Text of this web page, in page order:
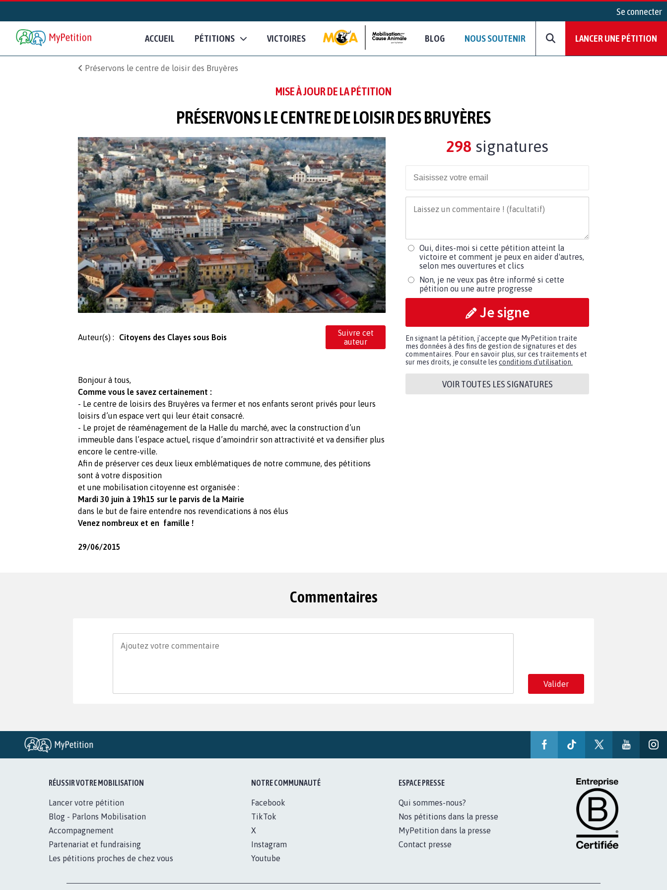
Se connecter
ACCUEIL PÉTITIONS VICTOIRES BLOG NOUS SOUTENIR LANCER UNE PÉTITION
Préservons le centre de loisir des Bruyères
MISE À JOUR DE LA PÉTITION
PRÉSERVONS LE CENTRE DE LOISIR DES BRUYÈRES
Auteur(s) : Citoyens des Clayes sous Bois
Suivre cet
auteur
Bonjour à tous,
Comme vous le savez certainement :
- Le centre de loisirs des Bruyères va fermer et nos enfants seront privés pour leurs
loisirs d’un espace vert qui leur était consacré.
- Le projet de réaménagement de la Halle du marché, avec la construction d’un
immeuble dans l’espace actuel, risque d’amoindrir son attractivité et va densifier plus
encore le centre-ville.
Afin de préserver ces deux lieux emblématiques de notre commune, des pétitions
sont à votre disposition
et une mobilisation citoyenne est organisée :
Mardi 30 juin à 19h15 sur le parvis de la Mairie
dans le but de faire entendre nos revendications à nos élus
Venez nombreux et en famille !
29/06/2015
298 signatures
Oui, dites-moi si cette pétition atteint la
victoire et comment je peux en aider d'autres,
selon mes ouvertures et clics
Non, je ne veux pas être informé si cette
pétition ou une autre progresse
Je signe
En signant la pétition, j'accepte que MyPetition traite
mes données à des fins de gestion de signatures et des
commentaires. Pour en savoir plus, sur ces traitements et
sur mes droits, je consulte les conditions d'utilisation.
VOIR TOUTES LES SIGNATURES
Commentaires
Valider
RÉUSSIR VOTRE MOBILISATION
Lancer votre pétition
Blog - Parlons Mobilisation
Accompagnement
Partenariat et fundraising
Les pétitions proches de chez vous
NOTRE COMMUNAUTÉ
Facebook
TikTok
X
Instagram
Youtube
ESPACE PRESSE
Qui sommes-nous?
Nos pétitions dans la presse
MyPetition dans la presse
Contact presse